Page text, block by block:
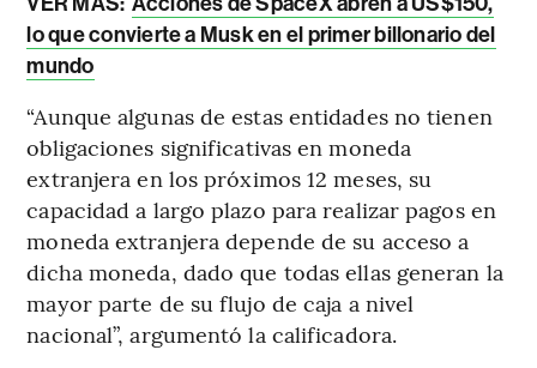
lo que convierte a Musk en el primer billonario del
mundo
“Aunque algunas de estas entidades no tienen
obligaciones significativas en moneda
extranjera en los próximos 12 meses, su
capacidad a largo plazo para realizar pagos en
moneda extranjera depende de su acceso a
dicha moneda, dado que todas ellas generan la
mayor parte de su flujo de caja a nivel
nacional”, argumentó la calificadora.